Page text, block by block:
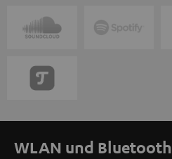
WLAN und Bluetooth